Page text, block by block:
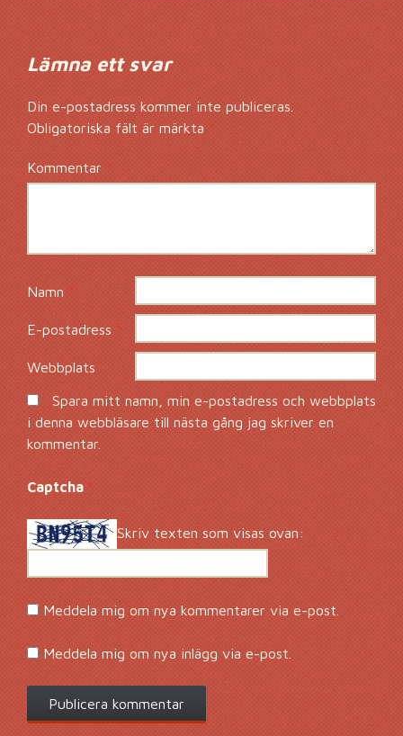
Lämna ett svar
Din e-postadress kommer inte publiceras.
Obligatoriska fält är märkta*
Kommentar*
Namn*
E-postadress*
Webbplats
Spara mitt namn, min e-postadress och webbplats
i denna webbläsare till nästa gång jag skriver en
kommentar.
Captcha *
Skriv texten som visas ovan:
Meddela mig om nya kommentarer via e-post.
Meddela mig om nya inlägg via e-post.